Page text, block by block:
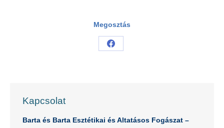
Megosztás
Share
Kapcsolat
Barta és Barta Esztétikai és Altatásos Fogászat –